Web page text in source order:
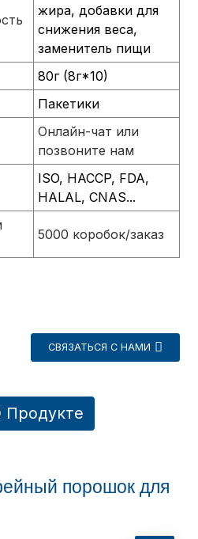
жира, добавки для
снижения веса,
заменитель пищи
80г (8г*10)
Пакетики
Онлайн-чат или
позвоните нам
ISO, HACCP, FDA,
HALAL, CNAS...
5000 коробок/заказ
СВЯЗАТЬСЯ С НАМИ
Продукте
порошок для